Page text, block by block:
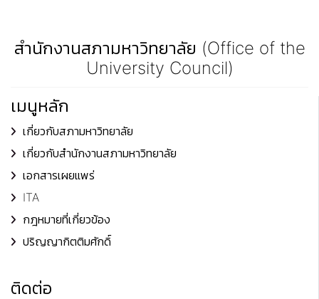
สำนักงานสภามหาวิทยาลัย (Office of the
University Council)
เมนูหลัก
เกี่ยวกับสภามหาวิทยาลัย
เกี่ยวกับสำนักงานสภามหาวิทยาลัย
เอกสารเผยแพร่
ITA
กฎหมายที่เกี่ยวข้อง
ปริญญากิตติมศักดิ์
ติดต่อ